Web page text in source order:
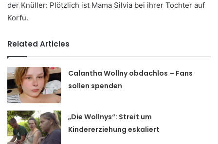
der Knüller: Plötzlich ist Mama Silvia bei ihrer Tochter auf
Korfu.
Related Articles
Calantha Wollny obdachlos – Fans
sollen spenden
„Die Wollnys“: Streit um
Kindererziehung eskaliert